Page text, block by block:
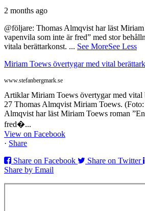
2 months ago
@följare: Thomas Almqvist har läst
vapenvila som inte är fred” med stor
vitala berättarkonst. ... See MoreSee Less
Miriam Toews övertygar med vital
www.stefanbergmark.se
Artiklar Miriam Toews övertygar med vital
27 Thomas Almqvist Miriam Toews.
Almqvist har läst Miriam Toews roman
fred�...
View on Facebook
· Share
Share on Facebook
Share on Twitter
Share by Email